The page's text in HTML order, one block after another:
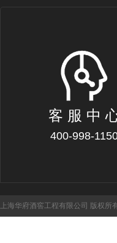
客 服 中
400-998-
上海华府酒窖工程有限公司 版权所